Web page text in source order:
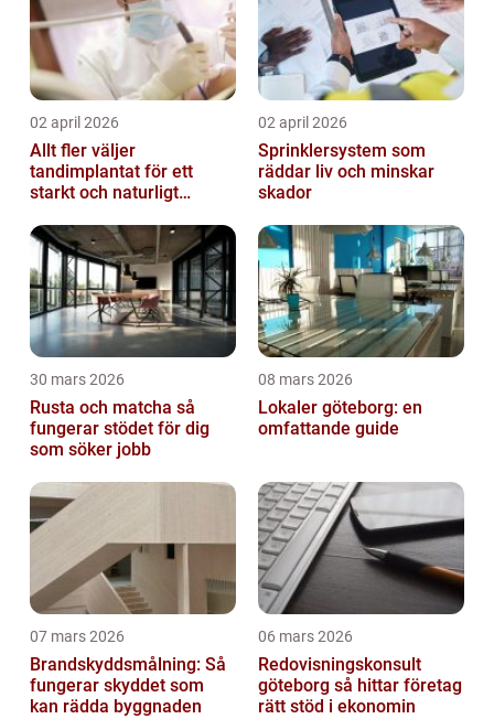
02 april 2026
Allt fler väljer
tandimplantat för ett
starkt och naturligt
02 april 2026
Sprinklersystem som
räddar liv och minskar
skador
30 mars 2026
Rusta och matcha så
fungerar stödet för dig
som söker jobb
08 mars 2026
Lokaler göteborg: en
omfattande guide
07 mars 2026
Brandskyddsmålning: Så
fungerar skyddet som
kan rädda byggnaden
06 mars 2026
Redovisningskonsult
göteborg så hittar företag
rätt stöd i ekonomin